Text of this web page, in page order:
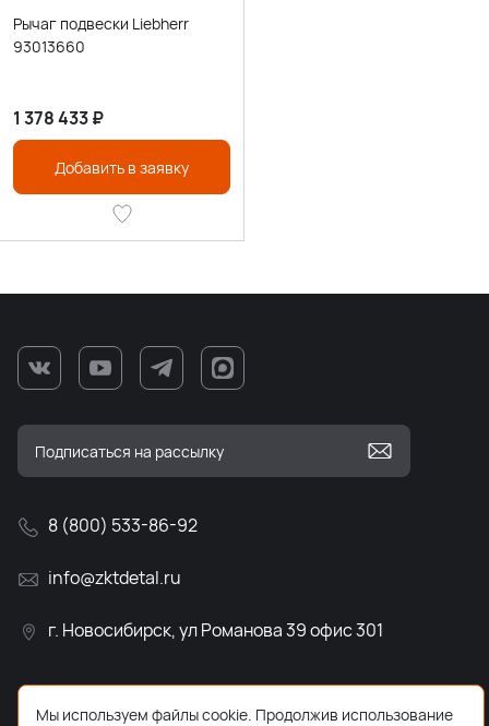
Рычаг подвески Liebherr
93013660
1 378 433₽
Добавить в заявку
8 (800) 533-86-92
info@zktdetal.ru
г. Новосибирск, ул Романова 39 офис 301
Мы используем файлы cookie. Продолжив использование